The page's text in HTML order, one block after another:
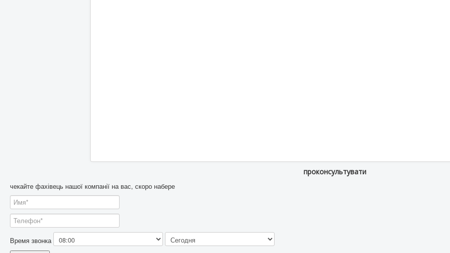
проконсультувати
чекайте фахівець нашої компанії на вас, скоро набере
Время звонка